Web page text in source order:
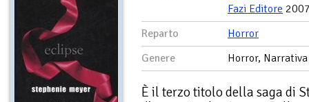
Fazi Editore
Reparto
Horror
Genere
Horror, Narrativa
È il terzo titolo della saga di